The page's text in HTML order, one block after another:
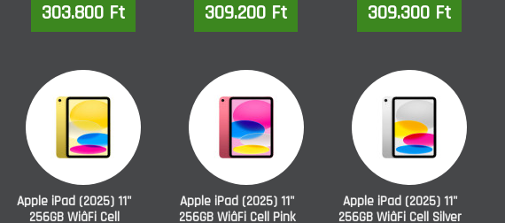
303.800 Ft 309.200 Ft 309.300 Ft
Apple iPad (2025) 11"
256GB WiâFi Cell
Apple iPad (2025) 11"
256GB WiâFi Cell Pink
Apple iPad (2025) 11"
256GB WiâFi Cell Silver